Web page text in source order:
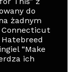
do
żadnym
Connecticut
“Make
ich